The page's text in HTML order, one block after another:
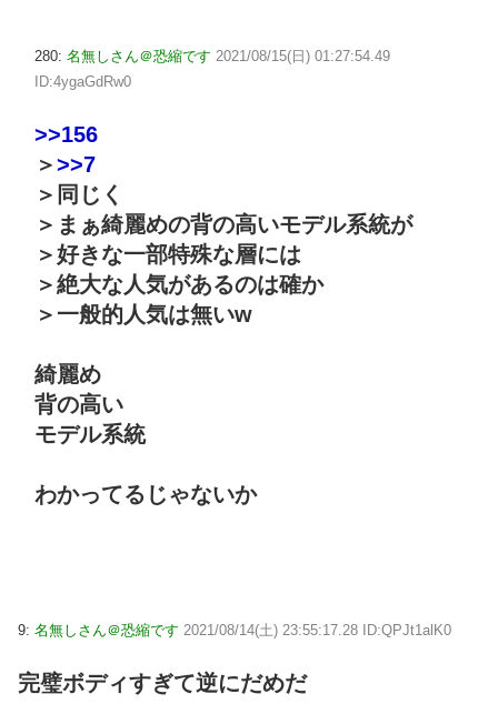
280: 名無しさん＠恐縮です 2021/08/15(日) 01:27:54.49
ID:4ygaGdRw0
>>156
＞>>7
＞同じく
＞まぁ綺麗めの背の高いモデル系統が
＞好きな一部特殊な層には
＞絶大な人気があるのは確か
＞一般的人気は無いw
綺麗め
背の高い
モデル系統
わかってるじゃないか
9: 名無しさん＠恐縮です 2021/08/14(土) 23:55:17.28 ID:QPJt1alK0
完璧ボディすぎて逆にだめだ